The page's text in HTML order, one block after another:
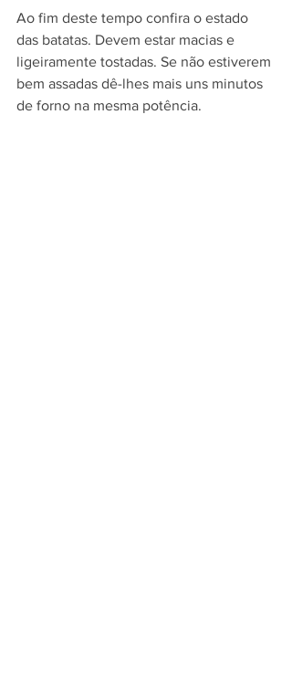
Ao fim deste tempo confira o estado
das batatas. Devem estar macias e
ligeiramente tostadas. Se não estiverem
bem assadas dê-lhes mais uns minutos
de forno na mesma potência.